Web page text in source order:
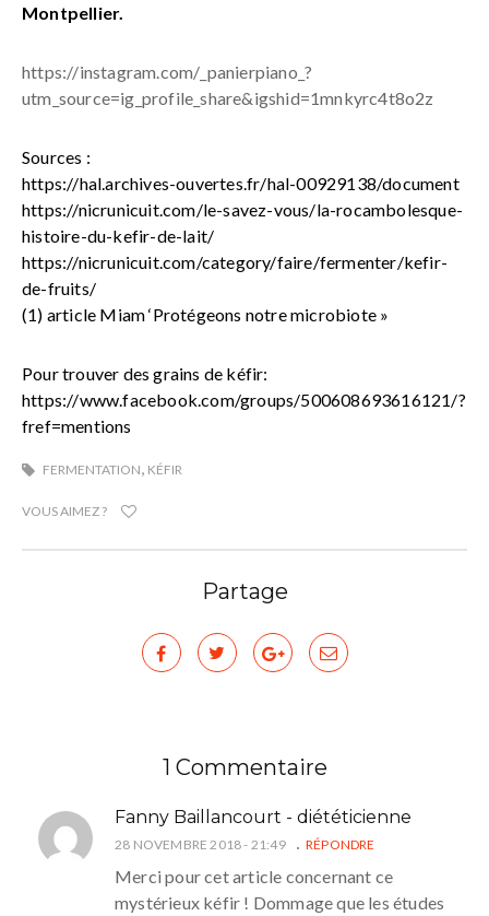
Montpellier.
https://instagram.com/_panierpiano_?
utm_source=ig_profile_share&igshid=1mnkyrc4t8o2z
Sources :
https://hal.archives-ouvertes.fr/hal-00929138/document
https://nicrunicuit.com/le-savez-vous/la-rocambolesque-
histoire-du-kefir-de-lait/
https://nicrunicuit.com/category/faire/fermenter/kefir-
de-fruits/
(1) article Miam ‘Protégeons notre microbiote »
Pour trouver des grains de kéfir:
https://www.facebook.com/groups/500608693616121/?
fref=mentions
FERMENTATION KÉFIR
VOUS AIMEZ ?
Partage
1 Commentaire
Fanny Baillancourt - diététicienne
28 NOVEMBRE 2018 - 21:49 RÉPONDRE
Merci pour cet article concernant ce
mystérieux kéfir ! Dommage que les études